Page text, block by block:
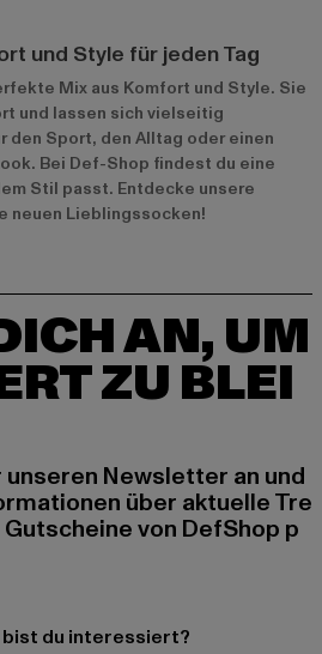
und Style für jeden Tag
Mix aus Komfort und Style. Sie
und lassen sich vielseitig
den Sport, den Alltag oder einen
Bei Def-Shop findest du eine
Stil passt. Entdecke unsere
neuen Lieblingssocken!
AN, UM
ZU BLEI
Newsletter an und
über aktuelle Tre
von DefShop p
bist du interessiert?